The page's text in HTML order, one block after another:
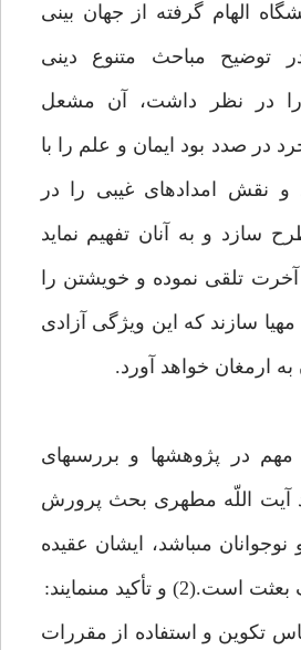
الهام گرفته از جهان بينى
توضيح مباحث متنوع دينى
در نظر داشت، آن مشعل
در صدد بود ايمان و علم را با
نقش امدادهاى غيبى را در
سازد و به آنان تفهيم نمايد
تلقى نموده و خويشتن را
سازند كه اين ويژگى آزادى
ارمغان خواهد آورد.
مهم در پژوهش‏ها و بررسى‏هاى
آيت اللّه مطهرى بحث پرورش
مى‏باشد، ايشان عقيده
و تأكيد مى‏نمايند:
تكوين و استفاده از مقررات